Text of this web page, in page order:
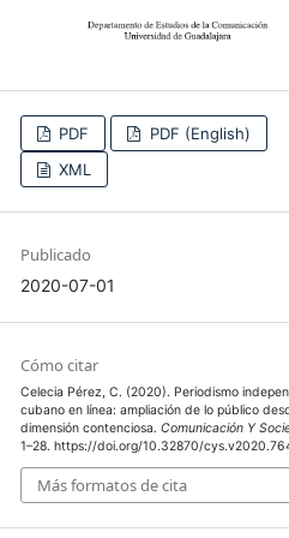
PDF
PDF (English)
XML
Publicado
2020-07-01
Cómo citar
Celecia Pérez, C. (2020). Periodismo
cubano en línea: ampliación de lo público
dimensión contenciosa.Comunicación Y
1–28. https://doi.org/10.32870/
Más formatos de cita